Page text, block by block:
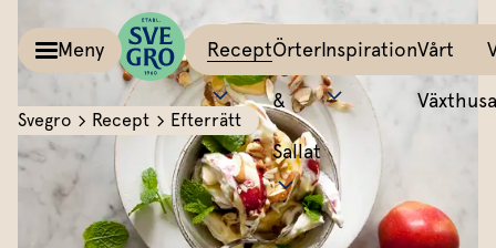
Meny
Recept
Örter &
Recept
Kalla såser & Röror
Pesto
Tillbehör
Potatis
Örter
&
Sallat
Allt om färska örter
Basilika
Salvia
Inspiration
Matinspiration
Bästa peston
Sväng
Vårt
Växthus
Svegro Recept Efterrätt